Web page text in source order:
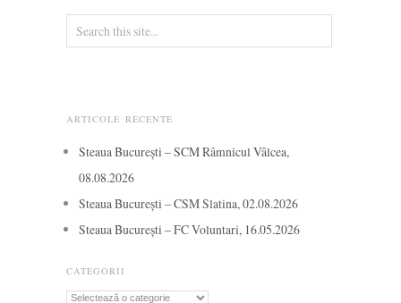
ARTICOLE RECENTE
Steaua București – SCM Râmnicul Vâlcea,
08.08.2026
Steaua București – CSM Slatina, 02.08.2026
Steaua București – FC Voluntari, 16.05.2026
CATEGORII
Categorii